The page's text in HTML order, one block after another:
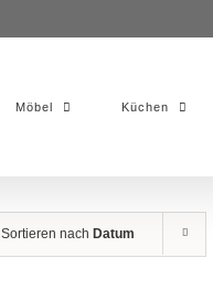
Möbel Küchen
Sortieren nach Datum